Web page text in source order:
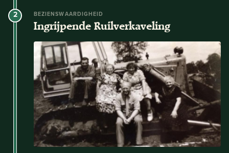
2 BEZIENSWAARDIGHEID
Ingrijpende Ruilverkaveling